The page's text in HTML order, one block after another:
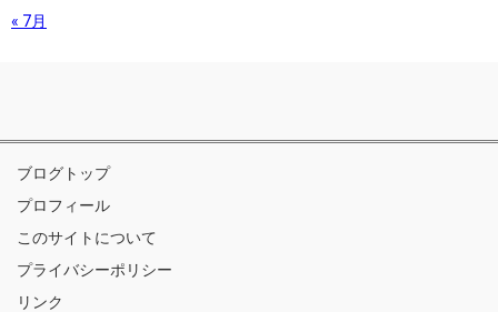
« 7月
ブログトップ
プロフィール
このサイトについて
プライバシーポリシー
リンク